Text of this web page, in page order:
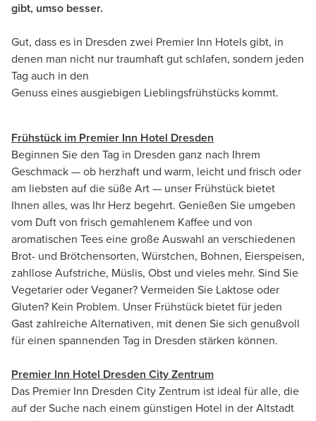
gibt, umso besser.
Gut, dass es in Dresden zwei Premier Inn Hotels gibt, in
denen man nicht nur traumhaft gut schlafen, sondern jeden
Tag auch in den
Genuss eines ausgiebigen Lieblingsfrühstücks kommt.
Frühstück im Premier Inn Hotel Dresden
Beginnen Sie den Tag in Dresden ganz nach Ihrem
Geschmack — ob herzhaft und warm, leicht und frisch oder
am liebsten auf die süße Art — unser Frühstück bietet
Ihnen alles, was Ihr Herz begehrt. Genießen Sie umgeben
vom Duft von frisch gemahlenem Kaffee und von
aromatischen Tees eine große Auswahl an verschiedenen
Brot- und Brötchensorten, Würstchen, Bohnen, Eierspeisen,
zahllose Aufstriche, Müslis, Obst und vieles mehr. Sind Sie
Vegetarier oder Veganer? Vermeiden Sie Laktose oder
Gluten? Kein Problem. Unser Frühstück bietet für jeden
Gast zahlreiche Alternativen, mit denen Sie sich genußvoll
für einen spannenden Tag in Dresden stärken können.
Premier Inn Hotel Dresden City Zentrum
Das Premier Inn Dresden City Zentrum ist ideal für alle, die
auf der Suche nach einem günstigen Hotel in der Altstadt